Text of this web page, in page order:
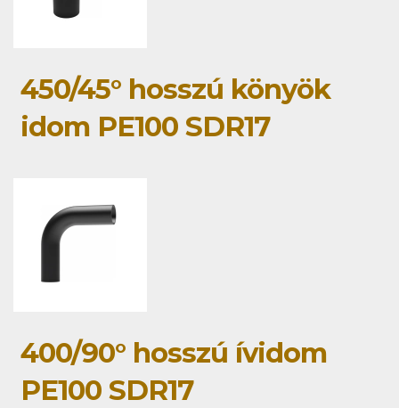
450/45° hosszú könyök
idom PE100 SDR17
400/90° hosszú ívidom
PE100 SDR17